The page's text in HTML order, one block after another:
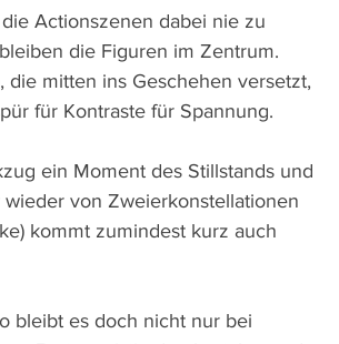
Actionszenen dabei nie zu
die Figuren im Zentrum.
mitten ins Geschehen versetzt,
für Kontraste für Spannung.
ein Moment des Stillstands und
von Zweierkonstellationen
kommt zumindest kurz auch
bleibt es doch nicht nur bei